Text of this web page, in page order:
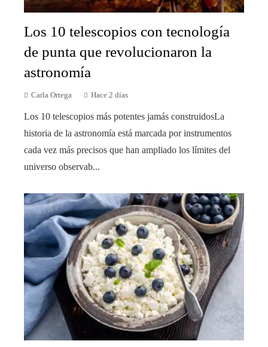
Los 10 telescopios con tecnología
de punta que revolucionaron la
astronomía
Carla Ortega Hace 2 días
Los 10 telescopios más potentes jamás construidosLa
historia de la astronomía está marcada por instrumentos
cada vez más precisos que han ampliado los límites del
universo observab...